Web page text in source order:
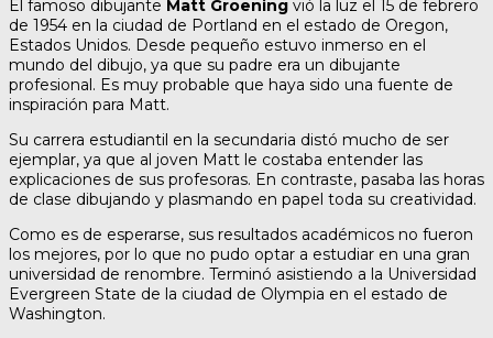
El famoso dibujante Matt Groening vió la luz el 15 de febrero
de 1954 en la ciudad de Portland en el estado de Oregon,
Estados Unidos. Desde pequeño estuvo inmerso en el
mundo del dibujo, ya que su padre era un dibujante
profesional. Es muy probable que haya sido una fuente de
inspiración para Matt.
Su carrera estudiantil en la secundaria distó mucho de ser
ejemplar, ya que al joven Matt le costaba entender las
explicaciones de sus profesoras. En contraste, pasaba las horas
de clase dibujando y plasmando en papel toda su creatividad.
Como es de esperarse, sus resultados académicos no fueron
los mejores, por lo que no pudo optar a estudiar en una gran
universidad de renombre. Terminó asistiendo a la Universidad
Evergreen State de la ciudad de Olympia en el estado de
Washington.